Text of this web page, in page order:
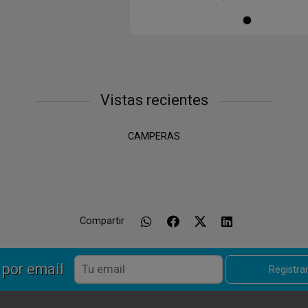
Vistas recientes
CAMPERAS
Compartir
email